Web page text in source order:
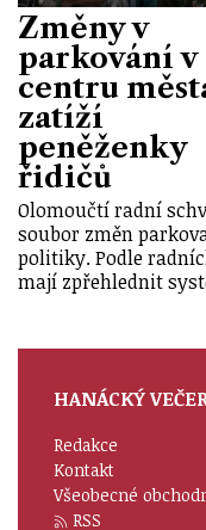
Změny v
parkování v
centru
zatíží
peněženky
řidičů
Olomoučtí radní
soubor změn
politiky. Podle
mají zpřehlednit
HANÁCKÝ
Redakce
Kontakt
Všeobecné
RSS